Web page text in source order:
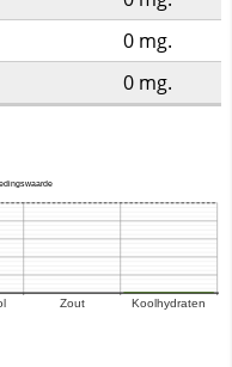
0 mg.
0 mg.